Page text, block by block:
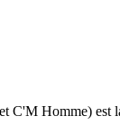
C'M Homme)